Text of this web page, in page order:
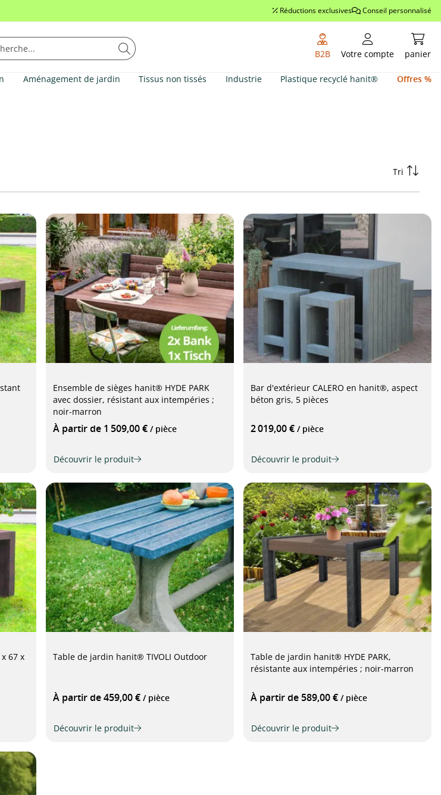
Réductions exclusives Conseil personnalisé
B2B Votre compte panier
Le
Aménagement de jardin Tissus non tissés Industrie Plastique recyclé hanit® Offres %
Tri
Ensemble de sièges hanit® HYDE PARK
avec dossier, résistant aux intempéries ;
noir-marron
À partir de 1 509,00 € / pièce
Découvrir le produit
Bar d'extérieur CALERO en hanit®, aspect
béton gris, 5 pièces
2 019,00 € / pièce
Découvrir le produit
67 x
Table de jardin hanit® TIVOLI Outdoor
À partir de 459,00 € / pièce
Découvrir le produit
Table de jardin hanit® HYDE PARK,
résistante aux intempéries ; noir-marron
À partir de 589,00 € / pièce
Découvrir le produit